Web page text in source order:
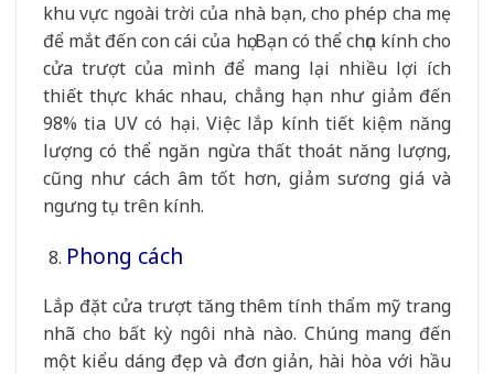
khu vực ngoài trời của nhà bạn, cho phép cha mẹ
để mắt đến con cái của họ. Bạn có thể chọn kính cho
cửa trượt của mình để mang lại nhiều lợi ích
thiết thực khác nhau, chẳng hạn như giảm đến
98% tia UV có hại. Việc lắp kính tiết kiệm năng
lượng có thể ngăn ngừa thất thoát năng lượng,
cũng như cách âm tốt hơn, giảm sương giá và
ngưng tụ trên kính.
Phong cách
Lắp đặt cửa trượt tăng thêm tính thẩm mỹ trang
nhã cho bất kỳ ngôi nhà nào. Chúng mang đến
một kiểu dáng đẹp và đơn giản, hài hòa với hầu